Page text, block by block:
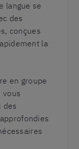
langue se
des
conçues
la
en groupe
vous
des